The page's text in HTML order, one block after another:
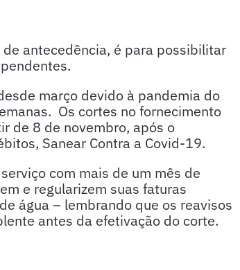
antecedência, é para possibilitar
março devido à pandemia do
Os cortes no fornecimento
de 8 de novembro, após o
Sanear Contra a Covid-19.
com mais de um mês de
e regularizem suas faturas
água – lembrando que os reavisos
antes da efetivação do corte.